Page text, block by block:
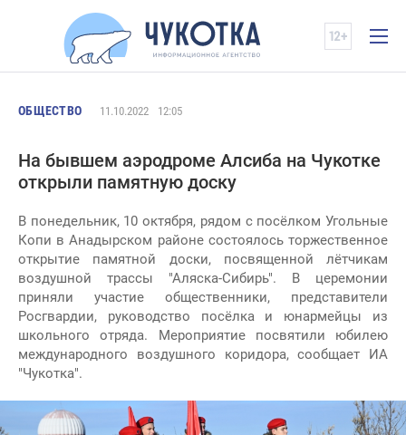
ОБЩЕСТВО 11.10.2022 12:05
На бывшем аэродроме Алсиба на Чукотке
открыли памятную доску
В понедельник, 10 октября, рядом с посёлком Угольные
Копи в Анадырском районе состоялось торжественное
открытие памятной доски, посвященной лётчикам
воздушной трассы "Аляска-Сибирь". В церемонии
приняли участие общественники, представители
Росгвардии, руководство посёлка и юнармейцы из
школьного отряда. Мероприятие посвятили юбилею
международного воздушного коридора, сообщает ИА
"Чукотка".